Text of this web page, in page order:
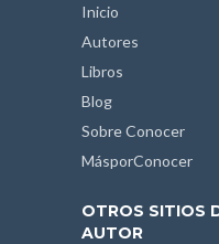
Inicio
Autores
Libros
Blog
Sobre Conocer
MásporConocer
OTROS SITIOS
AUTOR